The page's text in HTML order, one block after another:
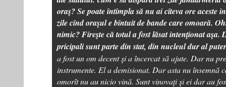
oraş? Se poate întîmpla să nu ai cîteva ore aceste
zile cînd oraşul e bîntuit de bande care omoară.
nimic? Fireşte că totul a fost lăsat intenţionat aşa.
pricipali sunt parte din stat, din nucleul dur al
a fost un om decent şi a încercat să ajute. Dar nu
instrumente. El a demisionat. Dar asta nu însemnă
omorît nu au nicio vină. Sunt vinovaţi şi ei dar au